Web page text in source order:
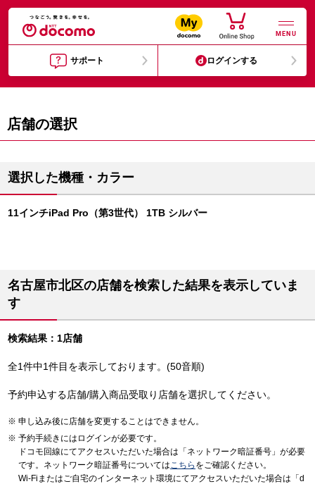
MENU
サポート ログインする
店舗の選択
選択した機種・カラー
11インチiPad Pro（第3世代） 1TB シルバー
名古屋市北区の店舗を検索した結果を表示していま
す
検索結果：1店舗
全1件中1件目を表示しております。(50音順)
予約申込する店舗/購入商品受取り店舗を選択してください。
申し込み後に店舗を変更することはできません。
予約手続きにはログインが必要です。
ドコモ回線にてアクセスいただいた場合は「ネットワーク暗証番号」が必要
です。ネットワーク暗証番号についてはこちら をご確認ください。
Wi-Fiまたはご自宅のインターネット環境にてアクセスいただいた場合は「d